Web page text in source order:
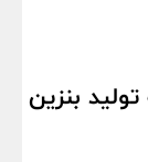
بنزین